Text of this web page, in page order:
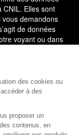
CNIL. Elles sont
demandons
de données
voyant ou dans
de la
02 69. En savoir
au tarif spécial
dans la limite
des cookies ou
à des
proposer un
contenus, en